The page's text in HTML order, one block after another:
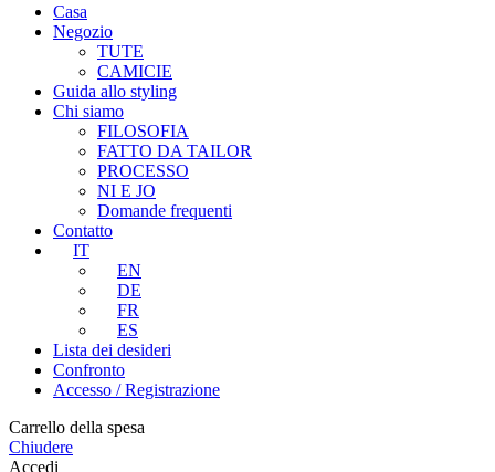
Casa
Negozio
TUTE
CAMICIE
Guida allo styling
Chi siamo
FILOSOFIA
FATTO DA TAILOR
PROCESSO
NI E JO
Domande frequenti
Contatto
IT
EN
DE
FR
ES
Lista dei desideri
Confronto
Accesso / Registrazione
Carrello della spesa
Chiudere
Accedi